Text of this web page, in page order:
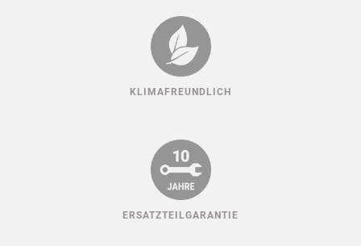
KLIMAFREUNDLICH
ERSATZTEILGARANTIE